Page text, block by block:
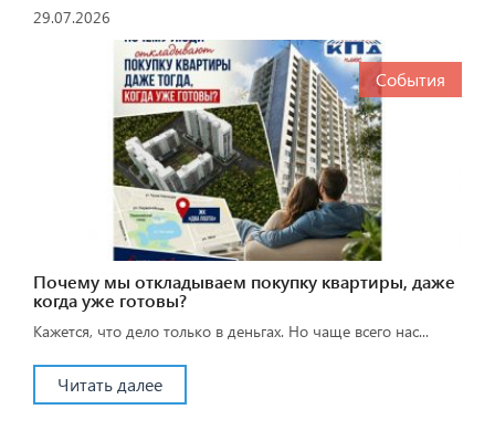
29.07.2026
События
Почему мы откладываем покупку квартиры, даже
когда уже готовы?
Кажется, что дело только в деньгах. Но чаще всего нас...
Читать далее